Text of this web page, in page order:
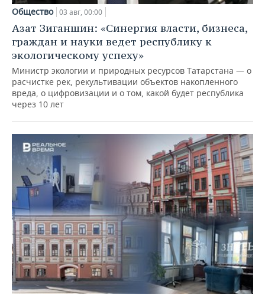
Общество 03 авг, 00:00
Азат Зиганшин: «Синергия власти, бизнеса,
граждан и науки ведет республику к
экологическому успеху»
Министр экологии и природных ресурсов Татарстана — о
расчистке рек, рекультивации объектов накопленного
вреда, о цифровизации и о том, какой будет республика
через 10 лет